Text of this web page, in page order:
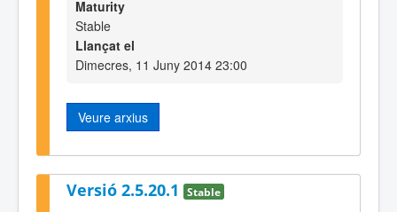
Maturity
Stable
Llançat el
Dimecres, 11 Juny 2014 23:00
Veure arxius
Versió 2.5.20.1 Stable